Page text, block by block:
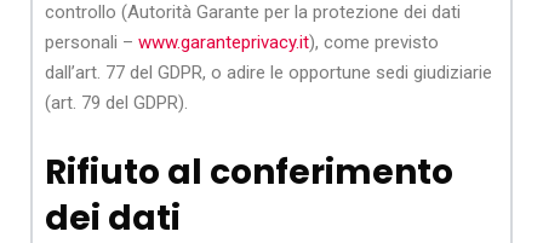
controllo (Autorità Garante per la protezione dei dati
personali – www.garanteprivacy.it), come previsto
dall’art. 77 del GDPR, o adire le opportune sedi giudiziarie
(art. 79 del GDPR).
Rifiuto al conferimento
dei dati